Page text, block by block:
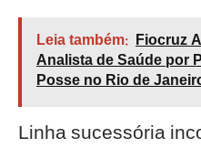
Leia também: Fiocruz
Analista de Saúde por
Posse no Rio de
Linha sucessória